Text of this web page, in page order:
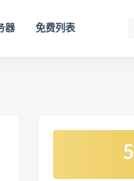
器 免费列表
5